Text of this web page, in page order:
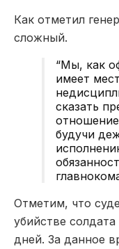
Как отметил
сложный.
“Мы, как
имеет
сказать
будучи
Отметим, что
убийстве
дней. За данное